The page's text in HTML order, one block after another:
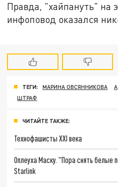
Правда, "хайпануть" на
инфоповод оказался
ТЕГИ: МАРИНА ОВСЯННИКОВА
ШТРАФ
ЧИТАЙТЕ ТАКЖЕ:
Технофашисты XXI века
Оплеуха Маску. "Пора снять белые
Starlink